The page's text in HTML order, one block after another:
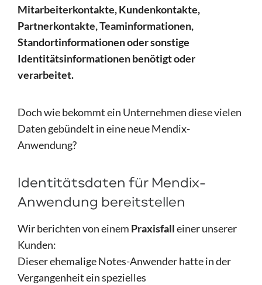
Mitarbeiterkontakte, Kundenkontakte,
Partnerkontakte, Teaminformationen,
Standortinformationen oder sonstige
Identitätsinformationen benötigt oder
verarbeitet.
Doch wie bekommt ein Unternehmen diese vielen
Daten gebündelt in eine neue Mendix-
Anwendung?
Identitätsdaten für Mendix-
Anwendung bereitstellen
Wir berichten von einem Praxisfalleiner unserer
Kunden:
Dieser ehemalige Notes-Anwender hatte in der
Vergangenheit ein spezielles